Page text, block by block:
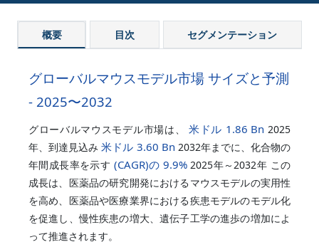
概要 目次 セグメンテーション
グローバルマウスモデル市場 サイズと予測
- 2025〜2032
グローバルマウスモデル市場は、 米ドル 1.86 Bn 2025
年、到達見込み米ドル 3.60 Bn 2032年までに、化合物の
年間成長率を示す (CAGR)の 9.9%2025年～2032年 この
成長は、医薬品の研究開発におけるマウスモデルの実用性
を高め、医薬品や医療業界における疾患モデルのモデル化
を促進し、慢性疾患の増大、遺伝子工学の進歩の増加によ
って推進されます。